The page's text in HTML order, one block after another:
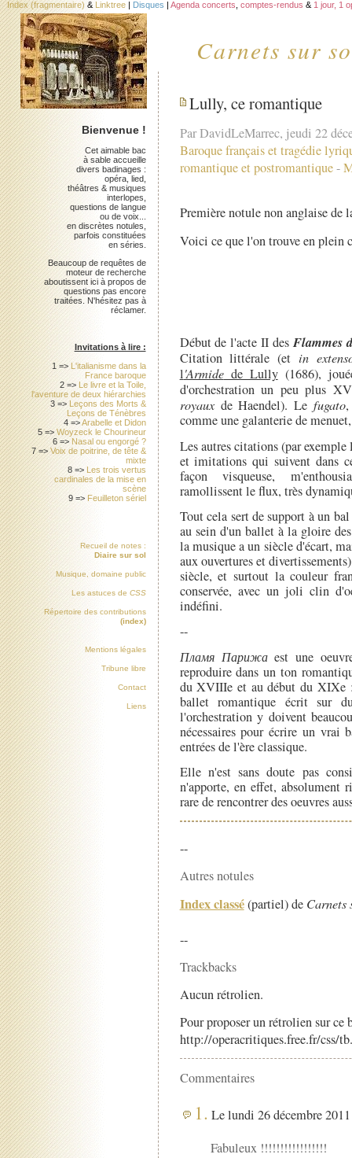
Carnets sur
Index (fragmentaire) & Linktree | Disques | Agenda concerts comptes-rendus & 1 jour, 1
Lully, ce romantique
Par DavidLeMarrec, jeudi 22
Baroque français et tragédie
romantique et postromantique-
Première notule non anglaise de
Voici ce que l'on trouve en plein
Début de l'acte II des Flammes
Citation littérale (et in
l'Armidede Lully(1686),
d'orchestration un peu plus
royauxde Haendel). Lefugato
comme une galanterie de
Les autres citations (par
et imitations qui suivent dans
façon visqueuse,
ramollissent le flux, très
Tout cela sert de support à un
au sein d'un ballet à la gloire
la musique a un siècle d'écart,
aux ouvertures et
siècle, et surtout la couleur
conservée, avec un joli clin
indéfini.
--
Пламя Парижаest une
reproduire dans un ton
du XVIIIe et au début du XIXe
ballet romantique écrit sur
l'orchestration y doivent
nécessaires pour écrire un
entrées de l'ère classique.
Elle n'est sans doute pas
n'apporte, en effet,
rare de rencontrer des oeuvres
--
Autres notules
Index classé(partiel) de Carnets
--
Trackbacks
Aucun rétrolien.
Pour proposer un rétrolien sur
http://operacritiques.free.fr/css/
Commentaires
1. Le lundi 26 décembre
Fabuleux !!!!!!!!!!!!!!!!!
Bienvenue !
Cet aimable bac
à sable accueille
divers badinages :
opéra, lied,
théâtres & musiques
interlopes,
questions de langue
ou de voix...
en discrètes notules,
parfois constituées
en séries.
Beaucoup de requêtes de
moteur de recherche
aboutissent ici à propos de
questions pas encore
traitées. N'hésitez pas à
réclamer.
Invitations à lire :
1 => L'italianisme dans la
France baroque
2 => Le livre et la Toile,
l'aventure de deux hiérarchies
3 => Leçons des Morts &
Leçons de Ténèbres
4 =>Arabelle et Didon
5 =>Woyzeck le Chourineur
6 => Nasal ou engorgé ?
7 =>Voix de poitrine, de tête &
mixte
8 => Les trois vertus
cardinales de la mise en
scène
9 => Feuilleton sériel
Recueil de notes :
Diaire sur sol
Musique, domaine public
Les astuces de CSS
Répertoire des contributions
(index)
Mentions légales
Tribune libre
Contact
Liens